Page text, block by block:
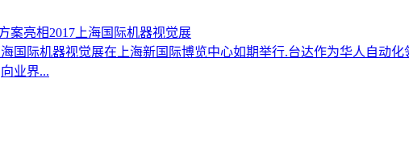
案亮相2017上海国际机器视觉展
国际机器视觉展在上海新国际博览中心如期举行.台达作为华人自动
业界...